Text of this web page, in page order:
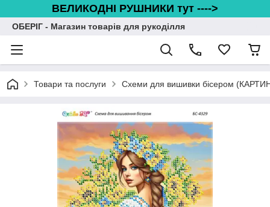
ВЕЛИКОДНІ РУШНИКИ тут ---->
ОБЕРІГ - Магазин товарів для рукоділля
Товари та послуги Схеми для вишивки бісером